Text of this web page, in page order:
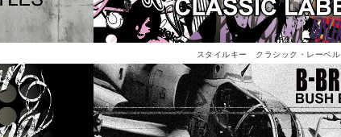
スタイルキー クラシック・レーベル